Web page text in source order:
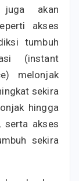
juga akan
akses
tumbuh
(instant
melonjak
sekira
hingga
serta akses
sekira